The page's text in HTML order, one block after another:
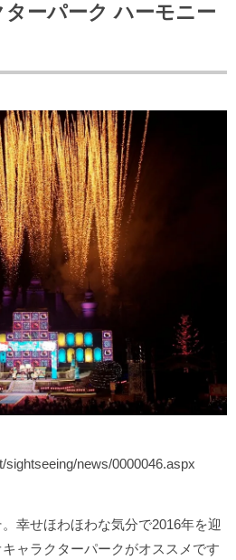
ーパーク ハーモニー
sightseeing/news/0000046.aspx
幸せほわほわな気分で2016年を迎
ャラクターパークがオススメです